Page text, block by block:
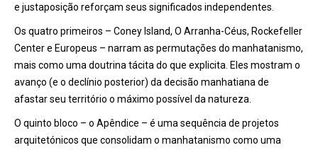
e justaposição reforçam seus significados independentes.
Os quatro primeiros – Coney Island, O Arranha-Céus, Rockefeller
Center e Europeus – narram as permutações do manhatanismo,
mais como uma doutrina tácita do que explicita. Eles mostram o
avanço (e o declínio posterior) da decisão manhatiana de
afastar seu território o máximo possível da natureza.
O quinto bloco – o Apêndice – é uma sequência de projetos
arquitetónicos que consolidam o manhatanismo como uma